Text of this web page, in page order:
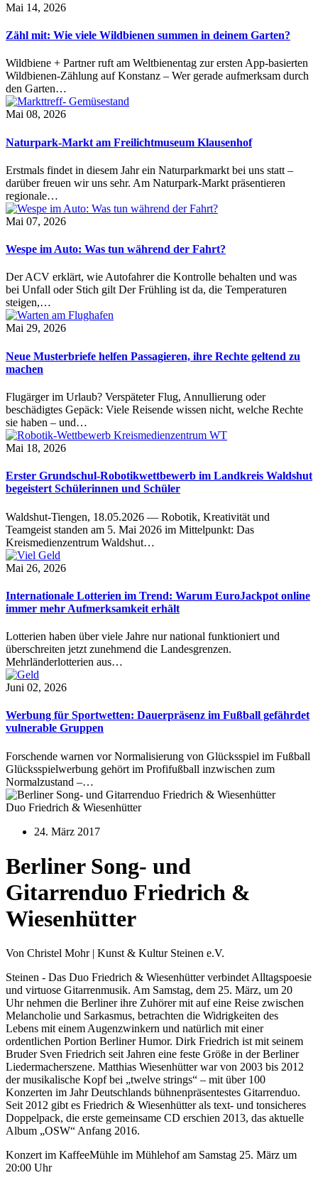
Mai 14, 2026
Zähl mit: Wie viele Wildbienen summen in deinem Garten?
Wildbiene + Partner ruft am Weltbienentag zur ersten App-basierten
Wildbienen-Zählung auf Konstanz – Wer gerade aufmerksam durch
den Garten…
Mai 08, 2026
Naturpark-Markt am Freilichtmuseum Klausenhof
Erstmals findet in diesem Jahr ein Naturparkmarkt bei uns statt –
darüber freuen wir uns sehr. Am Naturpark-Markt präsentieren
regionale…
Mai 07, 2026
Wespe im Auto: Was tun während der Fahrt?
Der ACV erklärt, wie Autofahrer die Kontrolle behalten und was
bei Unfall oder Stich gilt Der Frühling ist da, die Temperaturen
steigen,…
Mai 29, 2026
Neue Musterbriefe helfen Passagieren, ihre Rechte geltend zu
machen
Flugärger im Urlaub? Verspäteter Flug, Annullierung oder
beschädigtes Gepäck: Viele Reisende wissen nicht, welche Rechte
sie haben – und…
Mai 18, 2026
Erster Grundschul-Robotikwettbewerb im Landkreis Waldshut
begeistert Schülerinnen und Schüler
Waldshut-Tiengen, 18.05.2026 — Robotik, Kreativität und
Teamgeist standen am 5. Mai 2026 im Mittelpunkt: Das
Kreismedienzentrum Waldshut…
Mai 26, 2026
Internationale Lotterien im Trend: Warum EuroJackpot online
immer mehr Aufmerksamkeit erhält
Lotterien haben über viele Jahre nur national funktioniert und
überschreiten jetzt zunehmend die Landesgrenzen.
Mehrländerlotterien aus…
Juni 02, 2026
Werbung für Sportwetten: Dauerpräsenz im Fußball gefährdet
vulnerable Gruppen
Forschende warnen vor Normalisierung von Glücksspiel im Fußball
Glücksspielwerbung gehört im Profifußball inzwischen zum
Normalzustand –…
Duo Friedrich & Wiesenhütter
24. März 2017
Berliner Song- und
Gitarrenduo Friedrich &
Wiesenhütter
Von Christel Mohr | Kunst & Kultur Steinen e.V.
Steinen - Das Duo Friedrich & Wiesenhütter verbindet Alltagspoesie
und virtuose Gitarrenmusik. Am Samstag, dem 25. März, um 20
Uhr nehmen die Berliner ihre Zuhörer mit auf eine Reise zwischen
Melancholie und Sarkasmus, betrachten die Widrigkeiten des
Lebens mit einem Augenzwinkern und natürlich mit einer
ordentlichen Portion Berliner Humor. Dirk Friedrich ist mit seinem
Bruder Sven Friedrich seit Jahren eine feste Größe in der Berliner
Liedermacherszene. Matthias Wiesenhütter war von 2003 bis 2012
der musikalische Kopf bei „twelve strings“ – mit über 100
Konzerten im Jahr Deutschlands bühnenpräsentestes Gitarrenduo.
Seit 2012 gibt es Friedrich & Wiesenhütter als text- und tonsicheres
Doppelpack, die erste gemeinsame CD erschien 2013, das aktuelle
Album „OSW“ Anfang 2016.
Konzert im KaffeeMühle im Mühlehof am Samstag 25. März um
20:00 Uhr